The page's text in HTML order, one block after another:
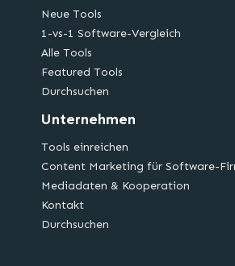
Neue Tools
1-vs-1 Software-Vergleich
Alle Tools
Featured Tools
Durchsuchen
Unternehmen
Tools einreichen
Content Marketing für Software-
Mediadaten & Kooperation
Kontakt
Durchsuchen